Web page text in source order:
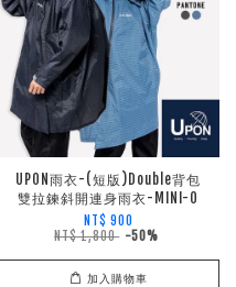
UPON雨衣-(短版)Double背包
雙拉鍊斜開連身雨衣-MINI-O
NT$ 900
NT$ 1,800 -50%
加入購物車